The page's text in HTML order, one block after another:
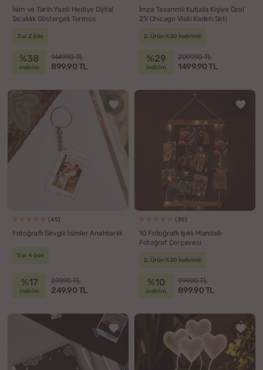
İsim ve Tarih Yazılı Hediye Dijital
Sıcaklık Göstergeli Termos
3 al 2 öde
%38
indirim
1449.90 TL
899.90 TL
İmza Tasarımlı Kutuda Kişiye Özel
2'li Chicago Viski Kadeh Seti
2. Ürün %30 İndirimli
%29
indirim
2099.90 TL
1499.90 TL
(45)
Fotoğraflı Sevgili İsimler Anahtarlık
5 al 4 öde
%17
indirim
299.90 TL
249.90 TL
(30)
10 Fotoğraflı Işıklı Mandallı
Fotoğraf Çerçevesi
2. Ürün %30 İndirimli
%10
indirim
999.90 TL
899.90 TL